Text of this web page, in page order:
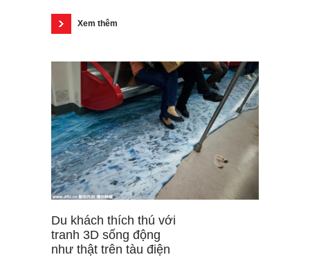
Xem thêm
Du khách thích thú với
tranh 3D sống động
như thật trên tàu điện